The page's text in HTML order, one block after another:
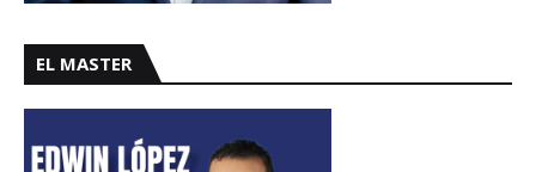
EL MASTER